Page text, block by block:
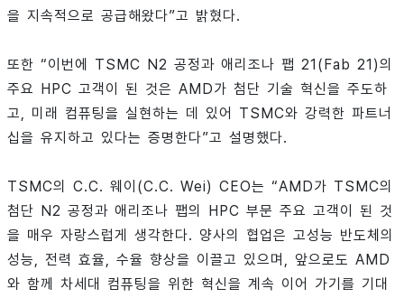
을 지속적으로 공급해왔다”고 밝혔다.
또한 “이번에 TSMC N2 공정과 애리조나 팹 21(Fab 21)의
주요 HPC 고객이 된 것은 AMD가 첨단 기술 혁신을 주도하
고, 미래 컴퓨팅을 실현하는 데 있어 TSMC와 강력한 파트너
십을 유지하고 있다는 증명한다”고 설명했다.
TSMC의 C.C. 웨이(C.C. Wei) CEO는 “AMD가 TSMC의
첨단 N2 공정과 애리조나 팹의 HPC 부문 주요 고객이 된 것
을 매우 자랑스럽게 생각한다. 양사의 협업은 고성능 반도체의
성능, 전력 효율, 수율 향상을 이끌고 있으며, 앞으로도 AMD
와 함께 차세대 컴퓨팅을 위한 혁신을 계속 이어 가기를 기대